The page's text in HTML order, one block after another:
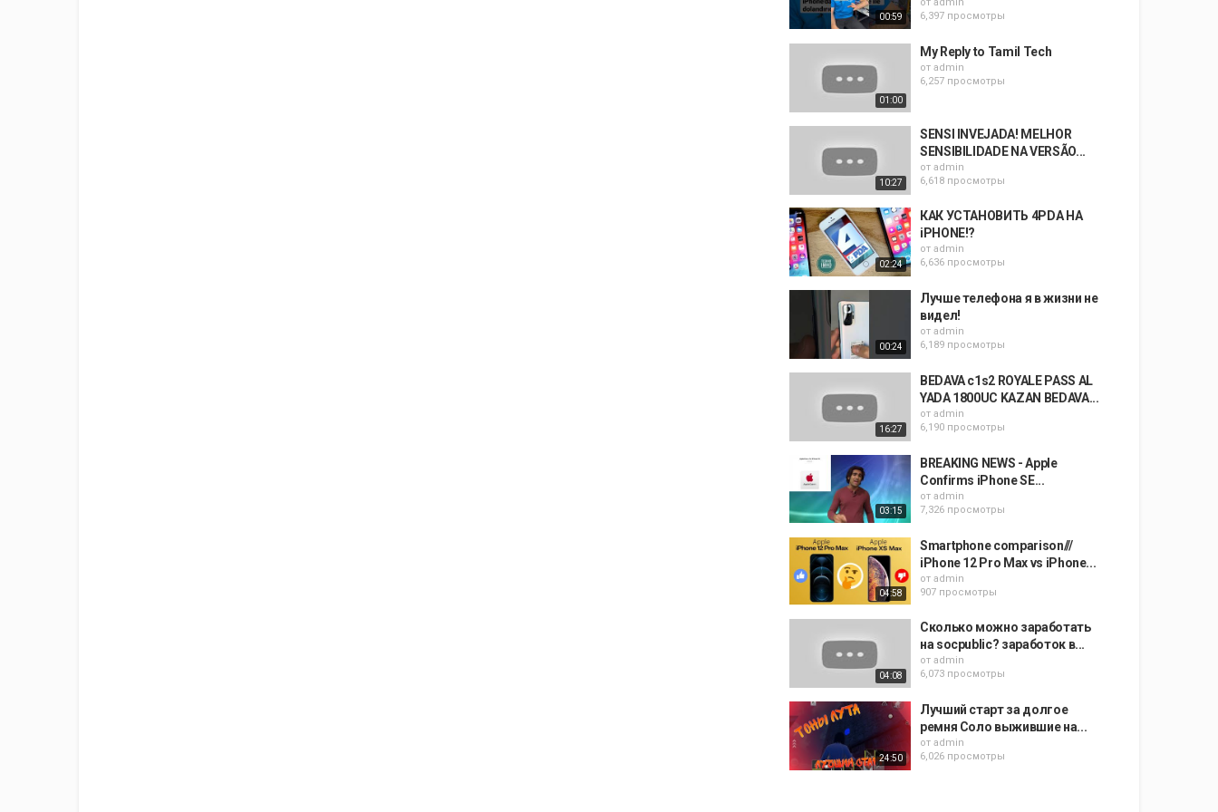
00:59
6,397 просмотры
01:00
My Reply to Tamil Tech
от admin
6,257 просмотры
10:27
SENSI INVEJADA! MELHOR
SENSIBILIDADE NA VERSÃO...
от admin
6,618 просмотры
02:24
КАК УСТАНОВИТЬ 4PDA НА
iPHONE!?
от admin
6,636 просмотры
00:24
Лучше телефона я в жизни не
видел!
от admin
6,189 просмотры
16:27
BEDAVA c1s2 ROYALE PASS AL
YADA 1800UC KAZAN BEDAVA...
от admin
6,190 просмотры
03:15
BREAKING NEWS - Apple
Confirms iPhone SE...
от admin
7,326 просмотры
04:58
Smartphone comparison///
iPhone 12 Pro Max vs iPhone...
от admin
907 просмотры
04:08
Сколько можно заработать
на socpublic? заработок в...
от admin
6,073 просмотры
24:50
Лучший старт за долгое
ремня Соло выжившие на...
от admin
6,026 просмотры